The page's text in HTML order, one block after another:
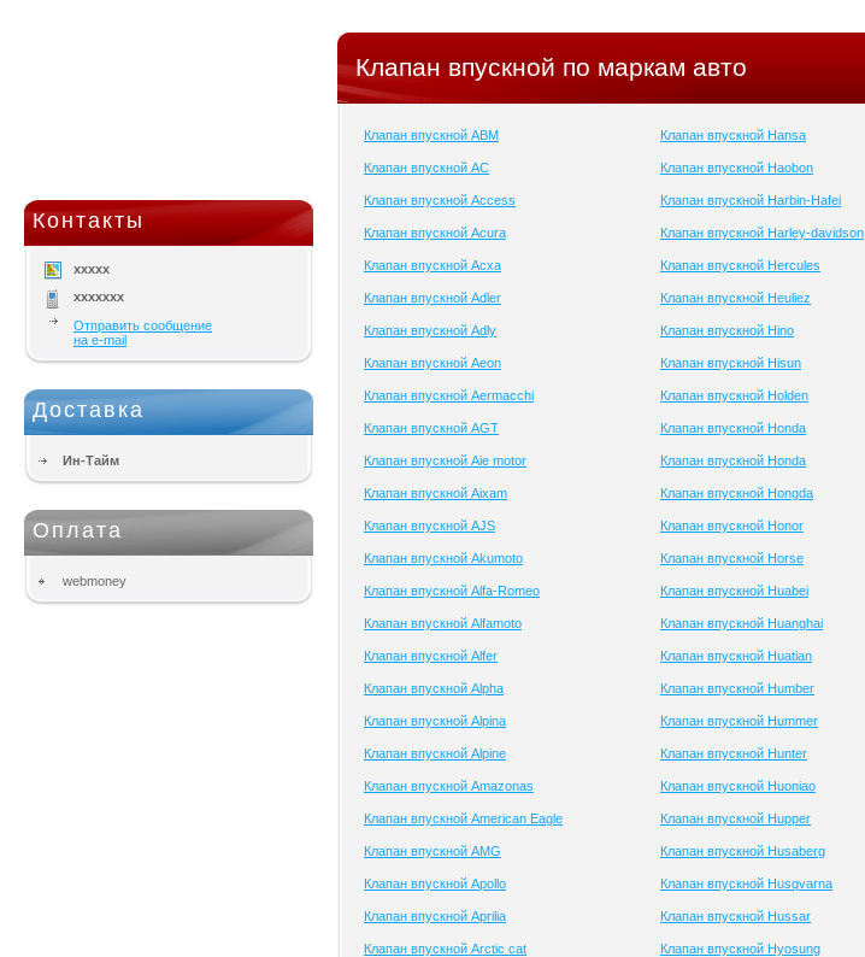
Контакты
xxxxx
xxxxxxx
Отправить сообщение
на e-mail
Доставка
Ин-Тайм
Оплата
webmoney
Клапан впускной по маркам авто
Клапан впускной ABM
Клапан впускной AC
Клапан впускной Access
Клапан впускной Acura
Клапан впускной Acxa
Клапан впускной Adler
Клапан впускной Adly
Клапан впускной Aeon
Клапан впускной Aermacchi
Клапан впускной AGT
Клапан впускной Aie motor
Клапан впускной Aixam
Клапан впускной AJS
Клапан впускной Akumoto
Клапан впускной Alfa-Romeo
Клапан впускной Alfamoto
Клапан впускной Alfer
Клапан впускной Alpha
Клапан впускной Alpina
Клапан впускной Alpine
Клапан впускной Amazonas
Клапан впускной American Eagle
Клапан впускной AMG
Клапан впускной Apollo
Клапан впускной Aprilia
Клапан впускной Arctic cat
Клапан впускной Hansa
Клапан впускной Haobon
Клапан впускной Harbin-Hafei
Клапан впускной Harley-davidson
Клапан впускной Hercules
Клапан впускной Heuliez
Клапан впускной Hino
Клапан впускной Hisun
Клапан впускной Holden
Клапан впускной Honda
Клапан впускной Honda
Клапан впускной Hongda
Клапан впускной Honor
Клапан впускной Horse
Клапан впускной Huabei
Клапан впускной Huanghai
Клапан впускной Huatian
Клапан впускной Humber
Клапан впускной Hummer
Клапан впускной Hunter
Клапан впускной Huoniao
Клапан впускной Hupper
Клапан впускной Husaberg
Клапан впускной Husqvarna
Клапан впускной Hussar
Клапан впускной Hyosung